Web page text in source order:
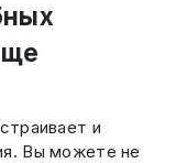
и
Вы можете не